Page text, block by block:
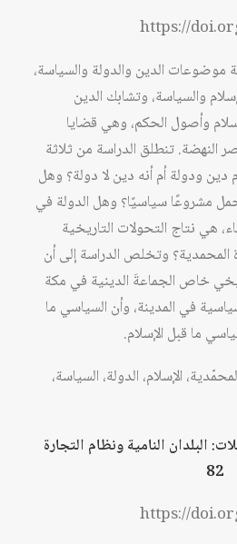
https://
موضوعات الدين والدولة والسياسة،
والسياسة، وتشابك الدين
وأصول الحكم، وهي قضايا
النهضة. تنطلق الدراسة من ثلاثة
دين ودولة أم أنه دين لا دولة؟ وهل
مشروعًا سياسيًا؟ وهل الدولة في
هي نتاج التحولات التاريخية
المحمدية؟ وتخلص الدراسة إلى أن
خاص الجماعةَ الدينية في مكة
في المدينة، وأن السياسي ما
ما قبل الإسلام.
الإسلام، الدولة، السياسة،
البلدان النامية ونظام التجارة
https://